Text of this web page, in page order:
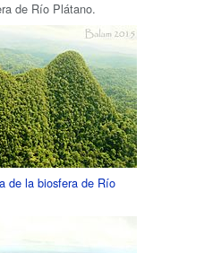
de Río Plátano.
de la biosfera de Río